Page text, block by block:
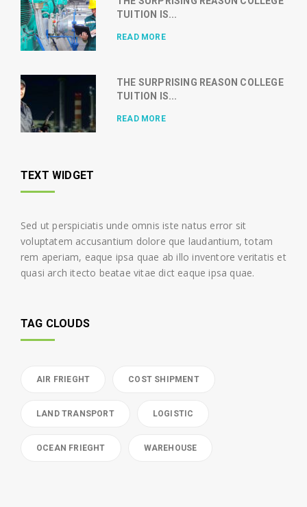
TUITION IS...
READ MORE
THE SURPRISING REASON COLLEGE
TUITION IS...
READ MORE
TEXT WIDGET
Sed ut perspiciatis unde omnis iste natus error sit
voluptatem accusantium dolore que laudantium, totam
rem aperiam, eaque ipsa quae ab illo inventore veritatis et
quasi arch itecto beatae vitae dict eaque ipsa quae.
TAG CLOUDS
AIR FRIEGHT COST SHIPMENT
LAND TRANSPORT LOGISTIC
OCEAN FRIEGHT WAREHOUSE